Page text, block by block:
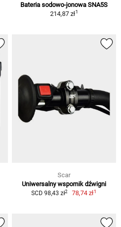
Bateria sodowo-jonowa SNA5S
214,87 zł1
Scar
Uniwersalny wspornik dźwigni
SCD 98,43 zł2 78,74 zł1